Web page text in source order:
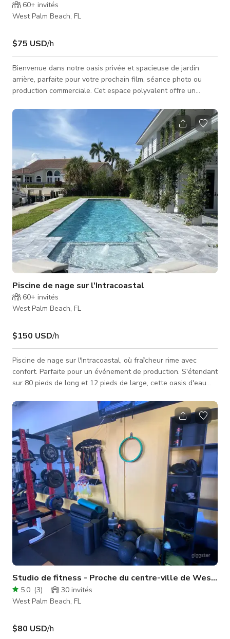
60+ invités
West Palm Beach, FL
$75 USD/h
Bienvenue dans notre oasis privée et spacieuse de jardin
arrière, parfaite pour votre prochain film, séance photo ou
production commerciale. Cet espace polyvalent offre un
patio entouré d'une végétation luxuriante et vibrante ainsi que
de grands pins matures qui offrent à la fois de l'ombre
naturelle et un décor spectaculaire. La propriété dispose de
plusieurs zones définies pour différentes scènes, y compris un
refuge
Piscine de nage sur l'Intracoastal
60+ invités
West Palm Beach, FL
$150 USD/h
Piscine de nage sur l'Intracoastal, où fraîcheur rime avec
confort. Parfaite pour un événement de production. S'étendant
sur 80 pieds de long et 12 pieds de large, cette oasis d'eau
Avec un volume de 25 000 gallons, c'est un havre aquatique
spacieux doté d'un éclairage sous-marin, d'une ambiance sur
la terrasse et d'une douche extérieure. Donc, si vous cherchez
un cadre extérieur chic avec tous les accessoires aquatiques,
c
Studio de fitness - Proche du centre-ville de West
5.0 (3) 30 invités
West Palm Beach, FL
$80 USD/h